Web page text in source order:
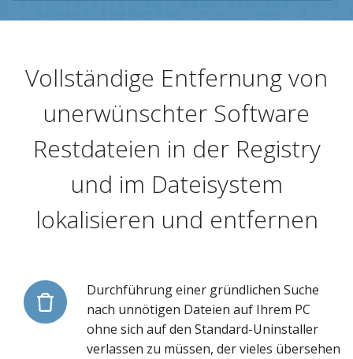
Vollständige Entfernung von
unerwünschter Software
Restdateien in der Registry
und im Dateisystem
lokalisieren und entfernen
Durchführung einer gründlichen Suche
nach unnötigen Dateien auf Ihrem PC
ohne sich auf den Standard-Uninstaller
verlassen zu müssen, der vieles übersehen